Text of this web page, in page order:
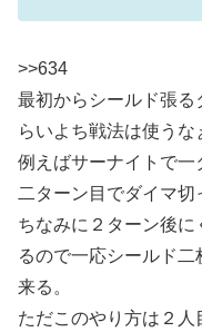
>>634
最初からシールド張
らいよち戦法は使うな
例えばサーナイトで一
二ターン目でダイマ
ちなみに２ターン後
るので一応シールド
来る。
ただこのやり方は２